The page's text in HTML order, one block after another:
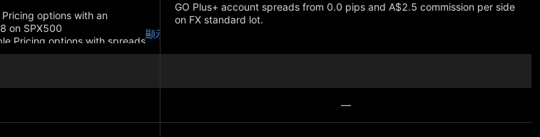
options with an
on SPX500
Pricing options with spreads
顯示更多
GO Plus+ account spreads from 0.0 pips and A$2.5 commission per side
on FX standard lot.
—